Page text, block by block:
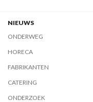
NIEUWS
ONDERWEG
HORECA
FABRIKANTEN
CATERING
ONDERZOEK